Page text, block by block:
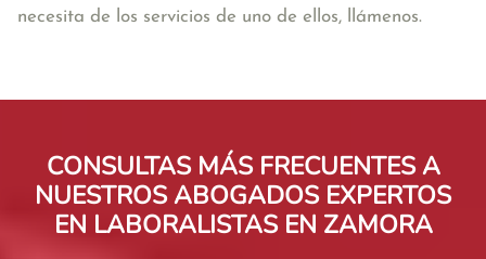
necesita de los servicios de uno de ellos, llámenos.
CONSULTAS MÁS FRECUENTES A
NUESTROS ABOGADOS EXPERTOS
EN LABORALISTAS EN ZAMORA